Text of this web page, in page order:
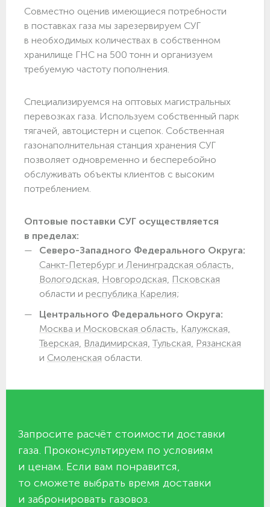
Совместно оценив имеющиеся потребности
в поставках газа мы зарезервируем СУГ
в необходимых количествах в собственном
хранилище ГНС на 500 тонн и организуем
требуемую частоту пополнения.
Специализируемся на оптовых магистральных
перевозках газа. Используем собственный парк
тягачей, автоцистерн и сцепок. Собственная
газонаполнительная станция хранения СУГ
позволяет одновременно и бесперебойно
обслуживать объекты клиентов с высоким
потреблением.
Оптовые поставки СУГ осуществляется
в пределах:
Северо-Западного Федерального Округа:
Санкт-Петербург и Ленинградская область,
Вологодская, Новгородская, Псковская
области и республика Карелия;
Центрального Федерального Округа:
Москва и Московская область, Калужская,
Тверская, Владимирская, Тульская, Рязанская
и Смоленская области.
Запросите расчёт стоимости доставки
газа. Проконсультируем по условиям
и ценам. Если вам понравится,
то сможете выбрать время доставки
и забронировать газовоз.